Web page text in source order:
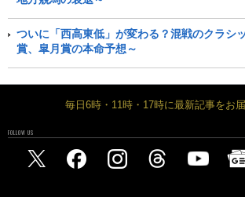
ついに「西高東低」が変わる？混戦のクラシ
賞、皐月賞の本命予想～
毎日6時・11時・17時に最新記事をお
FOLLOW US